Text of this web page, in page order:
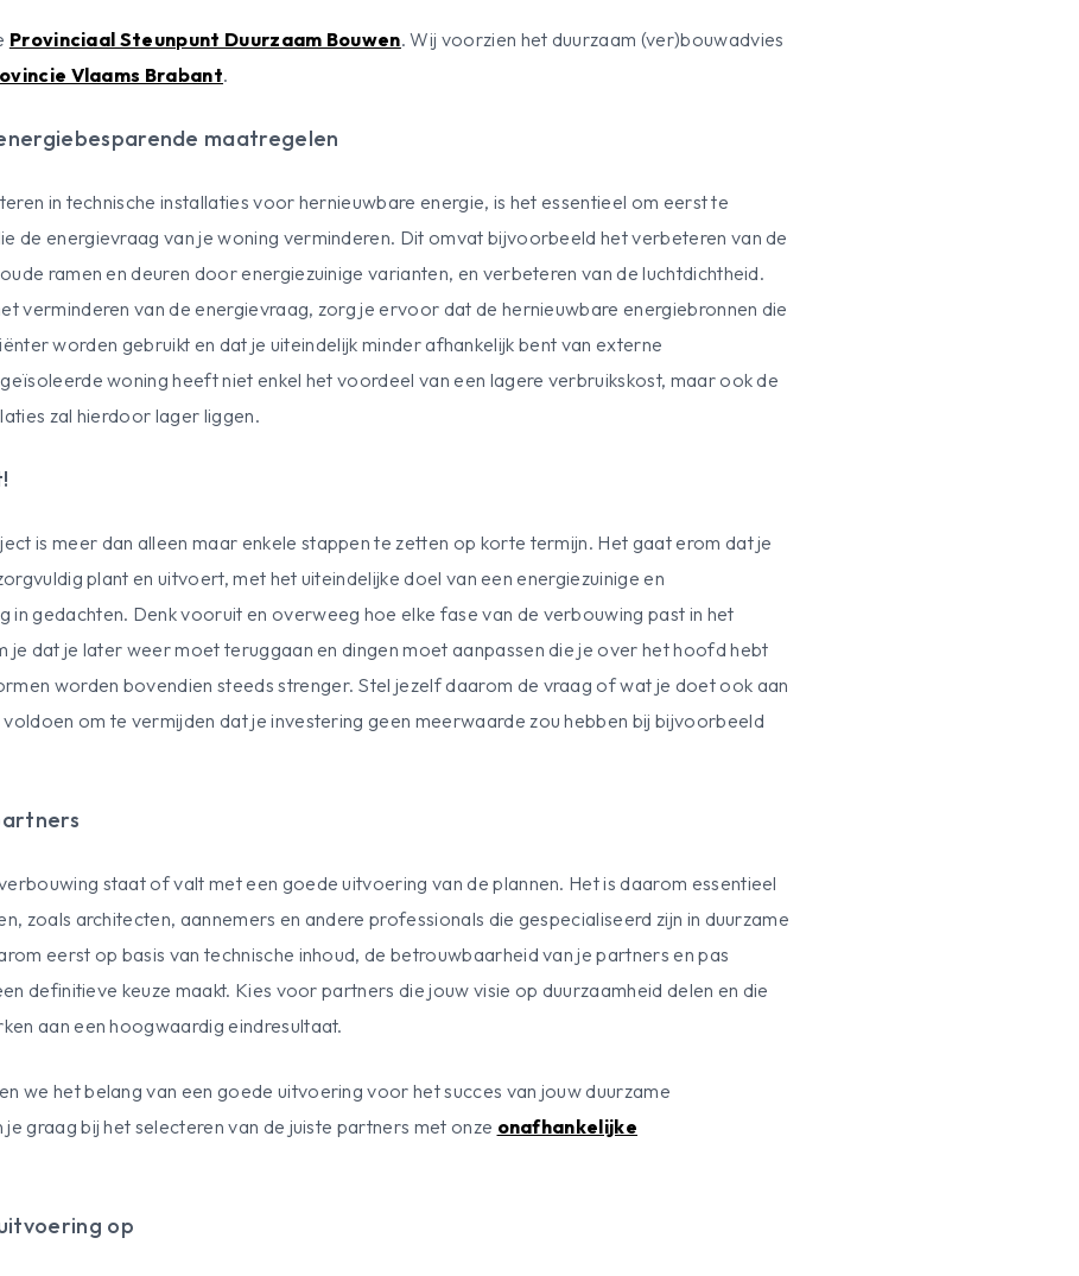
Provinciaal Steunpunt Duurzaam Bouwen. Wij voorzien het duurzaam (ver)bouwadvies
Vlaams Brabant.
maatregelen
in technische installaties voor hernieuwbare energie, is het essentieel om eerst te
de energievraag van je woning verminderen. Dit omvat bijvoorbeeld het verbeteren van de
ramen en deuren door energiezuinige varianten, en verbeteren van de luchtdichtheid.
verminderen van de energievraag, zorg je ervoor dat de hernieuwbare energiebronnen die
worden gebruikt en dat je uiteindelijk minder afhankelijk bent van externe
woning heeft niet enkel het voordeel van een lagere verbruikskost, maar ook de
zal hierdoor lager liggen.
is meer dan alleen maar enkele stappen te zetten op korte termijn. Het gaat erom dat je
plant en uitvoert, met het uiteindelijke doel van een energiezuinige en
in gedachten. Denk vooruit en overweeg hoe elke fase van de verbouwing past in het
je dat je later weer moet teruggaan en dingen moet aanpassen die je over het hoofd hebt
worden bovendien steeds strenger. Stel jezelf daarom de vraag of wat je doet ook aan
om te vermijden dat je investering geen meerwaarde zou hebben bij bijvoorbeeld
staat of valt met een goede uitvoering van de plannen. Het is daarom essentieel
zoals architecten, aannemers en andere professionals die gespecialiseerd zijn in duurzame
eerst op basis van technische inhoud, de betrouwbaarheid van je partners en pas
definitieve keuze maakt. Kies voor partners die jouw visie op duurzaamheid delen en die
aan een hoogwaardig eindresultaat.
we het belang van een goede uitvoering voor het succes van jouw duurzame
graag bij het selecteren van de juiste partners met onze onafhankelijke
op